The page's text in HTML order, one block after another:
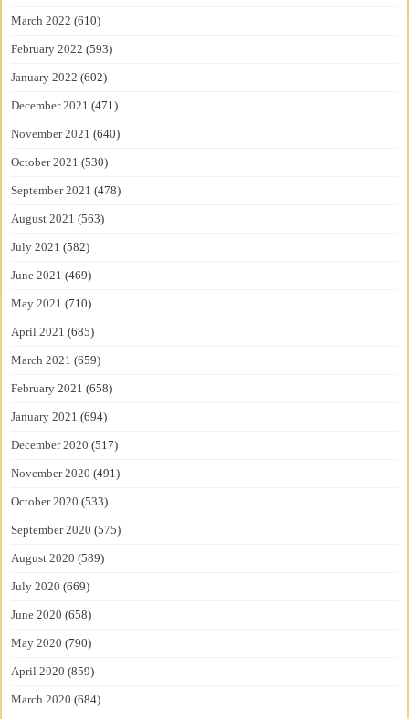
March 2022 (610)
February 2022 (593)
January 2022 (602)
December 2021 (471)
November 2021 (640)
October 2021 (530)
September 2021 (478)
August 2021 (563)
July 2021 (582)
June 2021 (469)
May 2021 (710)
April 2021 (685)
March 2021 (659)
February 2021 (658)
January 2021 (694)
December 2020 (517)
November 2020 (491)
October 2020 (533)
September 2020 (575)
August 2020 (589)
July 2020 (669)
June 2020 (658)
May 2020 (790)
April 2020 (859)
March 2020 (684)